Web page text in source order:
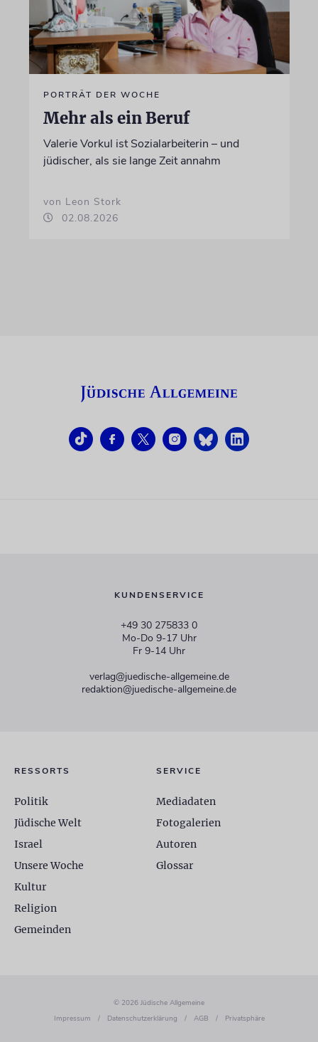
PORTRÄT DER WOCHE
Mehr als ein Beruf
Valerie Vorkul ist Sozialarbeiterin – und
jüdischer, als sie lange Zeit annahm
von Leon Stork
02.08.2026
KUNDENSERVICE
+49 30 275833 0
Mo-Do 9-17 Uhr
Fr 9-14 Uhr
verlag@juedische-allgemeine.de
redaktion@juedische-allgemeine.de
RESSORTS
Politik
Jüdische Welt
Israel
Unsere Woche
Kultur
Religion
Gemeinden
SERVICE
Mediadaten
Fotogalerien
Autoren
Glossar
© 2026 Jüdische Allgemeine
Impressum
/ Datenschutzerklärung / AGB / Privatsphäre